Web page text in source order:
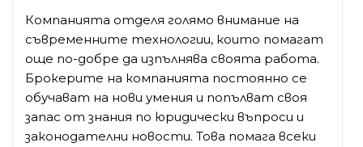
Компанията отделя голямо внимание на
съвременните технологии, които помагат
още по-добре да изпълнява своята работа.
Брокерите на компанията постоянно се
обучават на нови умения и попълват своя
запас от знания по юридически въпроси и
законодателни новости. Това помага всеки